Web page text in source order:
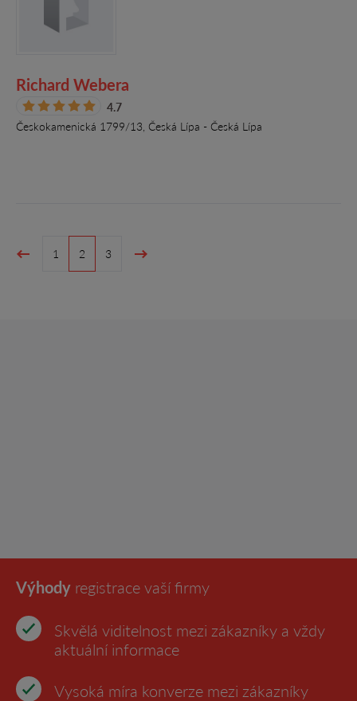
Richard Webera
4.7
Českokamenická 1799/13, Česká Lípa - Česká Lípa
1 2 3
Výhody registrace vaší firmy
Skvělá viditelnost mezi zákazníky a vždy
aktuální informace
Vysoká míra konverze mezi zákazníky